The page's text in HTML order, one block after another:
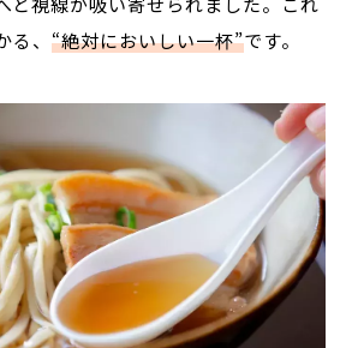
る、“絶対においしい一杯”です。